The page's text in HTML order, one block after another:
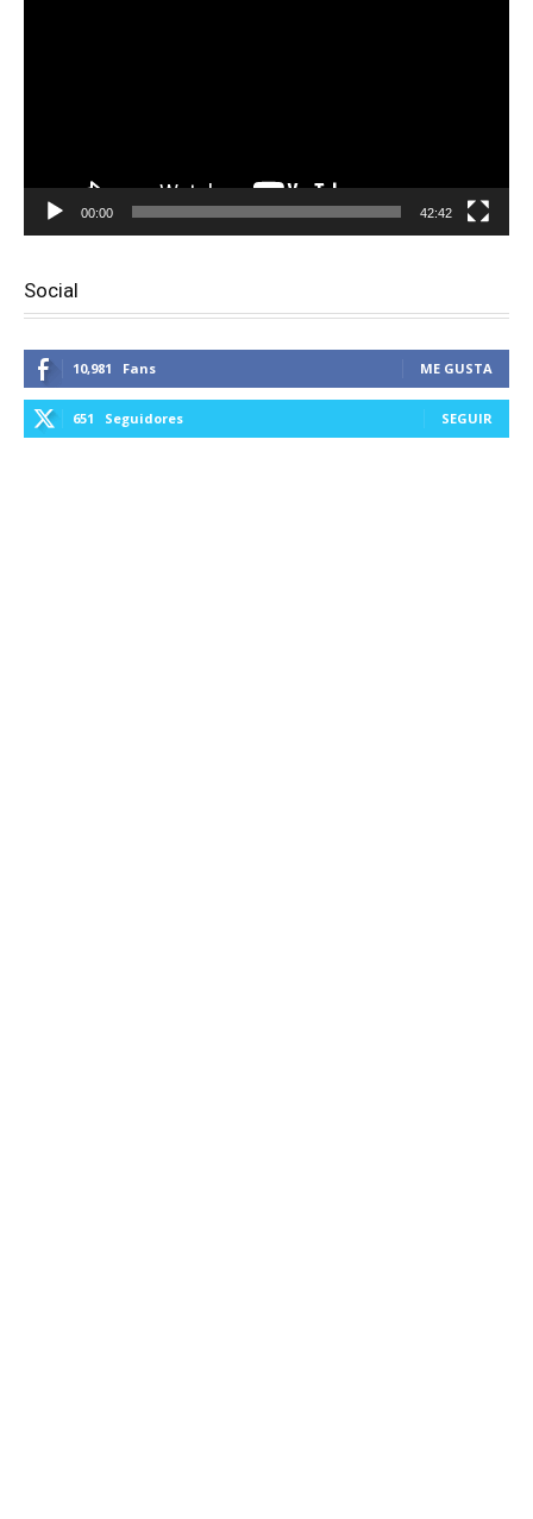
00:00 42:42
Social
10,981 Fans ME GUSTA
651 Seguidores SEGUIR